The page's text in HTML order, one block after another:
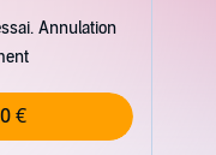
Annulation
€